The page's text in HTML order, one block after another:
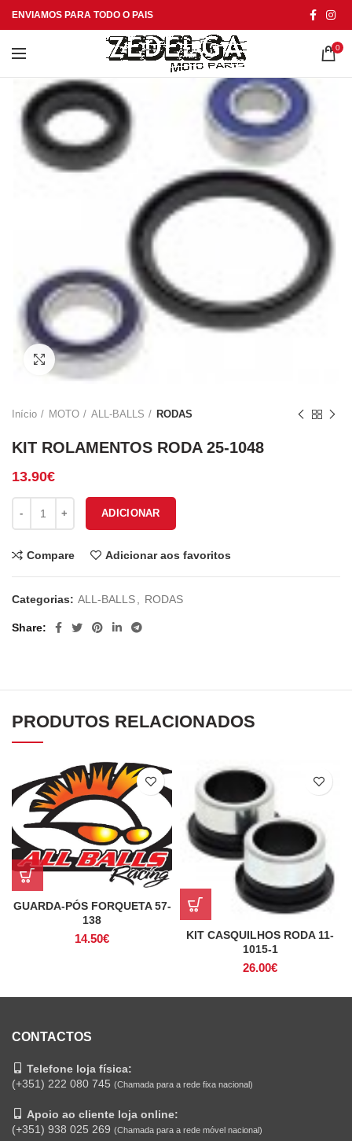
ENVIAMOS PARA TODO O PAIS
0
Click to enlarge
Início MOTO ALL-BALLS RODAS
KIT ROLAMENTOS RODA 25-1048
13.90€
ADICIONAR
Compare Adicionar aos favoritos
Categorias: ALL-BALLS RODAS
Share
PRODUTOS RELACIONADOS
GUARDA-PÓS FORQUETA 57-
138
14.50€
KIT CASQUILHOS RODA 11-
1015-1
26.00€
CONTACTOS
Telefone loja física:
(+351) 222 080 745 (Chamada para a rede fixa nacional)
Apoio ao cliente loja online:
(+351) 938 025 269 (Chamada para a rede móvel nacional)